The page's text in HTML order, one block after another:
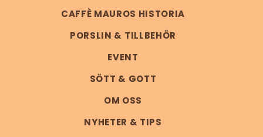
CAFFÈ MAUROS HISTORIA
PORSLIN & TILLBEHÖR
EVENT
SÖTT & GOTT
OM OSS
NYHETER & TIPS